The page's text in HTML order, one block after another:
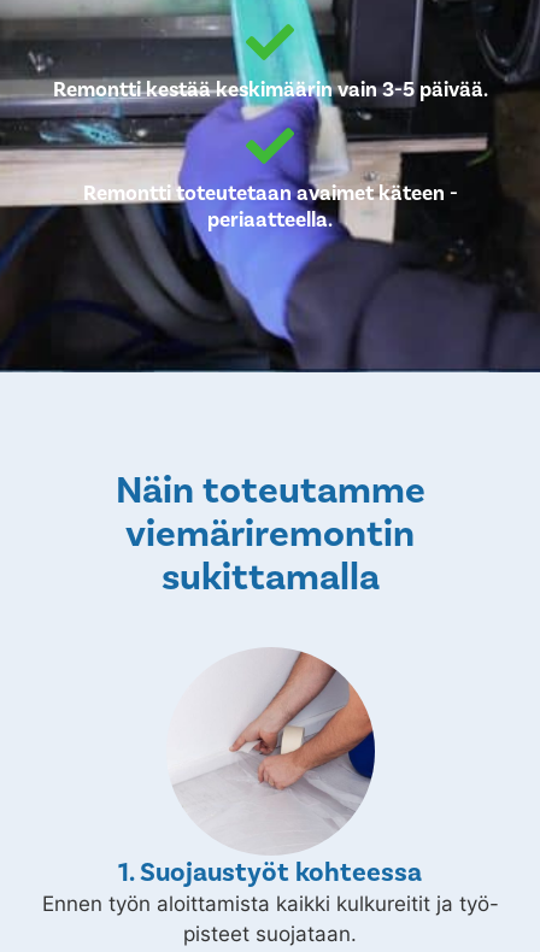
Remontti kestää keskimäärin vain 3-5 päivää.
Remontti toteutetaan avaimet käteen -
periaatteella.
Näin toteutamme
viemäriremontin
sukittamalla
1. Suojaustyöt kohteessa
Ennen työn aloittamista kaikki kulkureitit ja työ-
pisteet suojataan.